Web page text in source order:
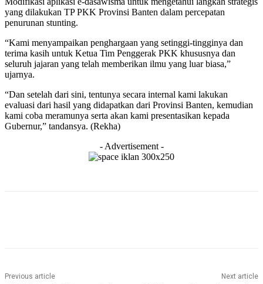
yang dilakukan TP PKK Provinsi Banten dalam percepatan
penurunan stunting.
“Kami menyampaikan penghargaan yang setinggi-tingginya dan
terima kasih untuk Ketua Tim Penggerak PKK khususnya dan
seluruh jajaran yang telah memberikan ilmu yang luar biasa,”
ujarnya.
“Dan setelah dari sini, tentunya secara internal kami lakukan
evaluasi dari hasil yang didapatkan dari Provinsi Banten, kemudian
kami coba meramunya serta akan kami presentasikan kepada
Gubernur,” tandansya. (Rekha)
- Advertisement -
Previous article Next article